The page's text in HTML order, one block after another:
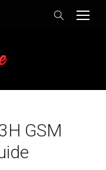
GSM